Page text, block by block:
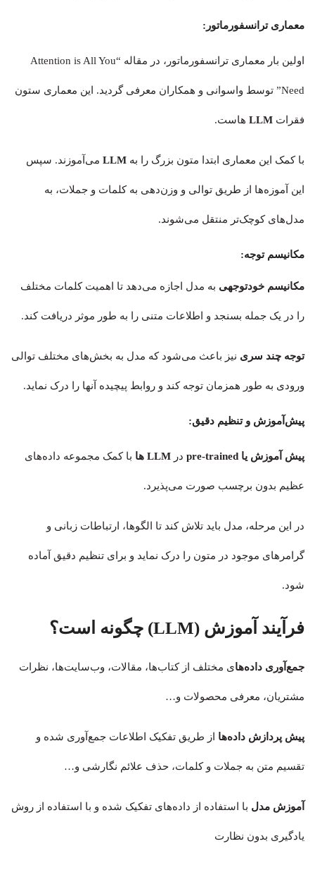
معماری ترانسفورماتور:
اولین بار معماری ترانسفورماتور، در مقاله “Attention is All You
Need” توسط واسوانی و همکاران معرفی گردید. این معماری ستون
فقرات LLM هاست.
با کمک این معماری ابتدا متون بزرگ را به LLM می‌آموزند. سپس
این آموزه‌ها از طریق توالی و وزن‌دهی به کلمات و جملات، به
مدل‌های کوچک‌تر منتقل می‌شوند.
مکانیسم توجه:
مکانیسم خودتوجهی به مدل اجازه می‌دهد تا اهمیت کلمات مختلف
را در یک جمله بسنجد و اطلاعات متنی را به طور موثر دریافت کند.
توجه چند سری نیز باعث می‌شود که مدل به بخش‌های مختلف توالی
ورودی به طور همزمان توجه کند و روابط پیچیده آنها را درک نماید.
پیش‌آموزش و تنظیم دقیق:
پیش آموزش یا pre-trained در LLM‌ ها با کمک مجموعه داده‌های
عظیم بدون برچسب صورت می‌پذیرد.
در این مرحله، مدل باید تلاش کند تا الگوها، ارتباطات زبانی و
گرامرهای موجود در متون را درک نماید و برای تنظیم دقیق آماده
شود.
فرآیند آموزش (LLM) چگونه است؟
جمع‌آوری داده‌های مختلف از کتاب‌ها، مقالات، وب‌سایت‌ها، نظرات
مشتریان، معرفی محصولات و…
پیش پردازش داده‌ها از طریق تفکیک اطلاعات جمع‌آوری شده و
تقسیم متن به جملات و کلمات، حذف علائم نگارشی و…
آموزش مدل با استفاده از داده‌های تفکیک شده و با استفاده از روش
یادگیری بدون نظارت